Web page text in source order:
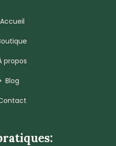
Accueil
propos
Blog